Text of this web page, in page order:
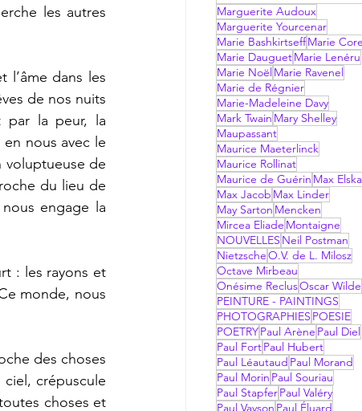
les autres
l’âme dans les
de nos nuits
par la peur, la
nous avec le
voluptueuse de
du lieu de
engage la
: les rayons et
monde, nous
des choses
ciel, crépuscule
choses et
Marguerite Audoux
Marguerite Yourcenar
Marie BashkirtseffMarie
Marie DauguetMarie Lenéru
Marie Noël Marie Ravenel
Marie de Régnier
Marie-Madeleine Davy
Mark Twain Mary Shelley
Maupassant
Maurice Maeterlinck
Maurice Rollinat
Maurice de Guérin Max
Max Jacob Max Linder
May Sarton Mencken
Mircea Eliade Montaigne
NOUVELLES Neil Postman
NietzscheO.V. de L. Milosz
Octave Mirbeau
Onésime ReclusOscar Wilde
PEINTURE - PAINTINGS
PHOTOGRAPHIES POESIE
POETRYPaul Arène Paul Diel
Paul FortPaul Hubert
Paul Léautaud Paul Morand
Paul Morin Paul Souriau
Paul StapferPaul Valéry